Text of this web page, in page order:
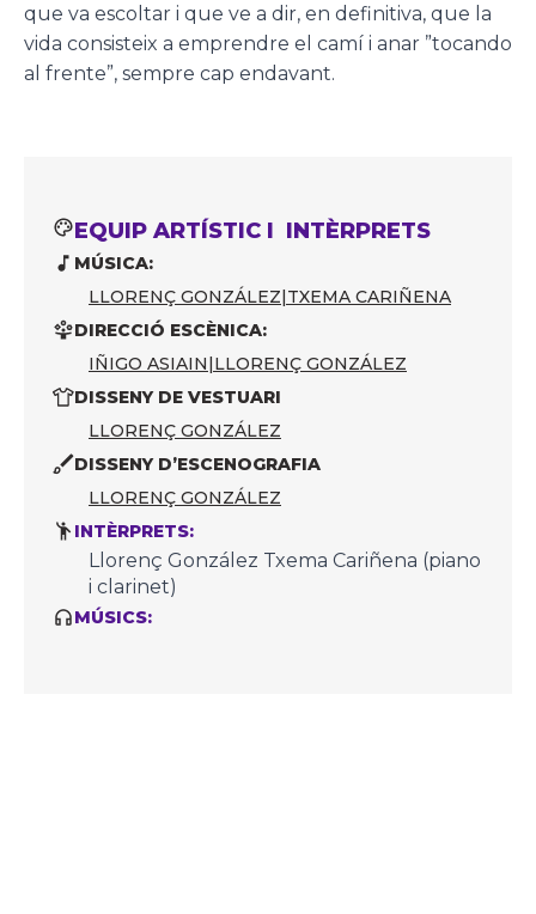
que va escoltar i que ve a dir, en definitiva, que la
vida consisteix a emprendre el camí i anar ”tocando
al frente”, sempre cap endavant.
EQUIP ARTÍSTIC I INTÈRPRETS
MÚSICA:
LLORENÇ GONZÁLEZ|TXEMA CARIÑENA
DIRECCIÓ ESCÈNICA:
IÑIGO ASIAIN|LLORENÇ GONZÁLEZ
DISSENY DE VESTUARI
LLORENÇ GONZÁLEZ
DISSENY D’ESCENOGRAFIA
LLORENÇ GONZÁLEZ
INTÈRPRETS:
Llorenç González Txema Cariñena (piano
i clarinet)
MÚSICS: